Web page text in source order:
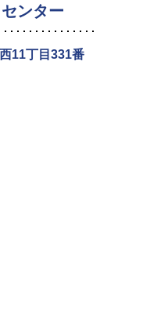
ンター
11丁目331番